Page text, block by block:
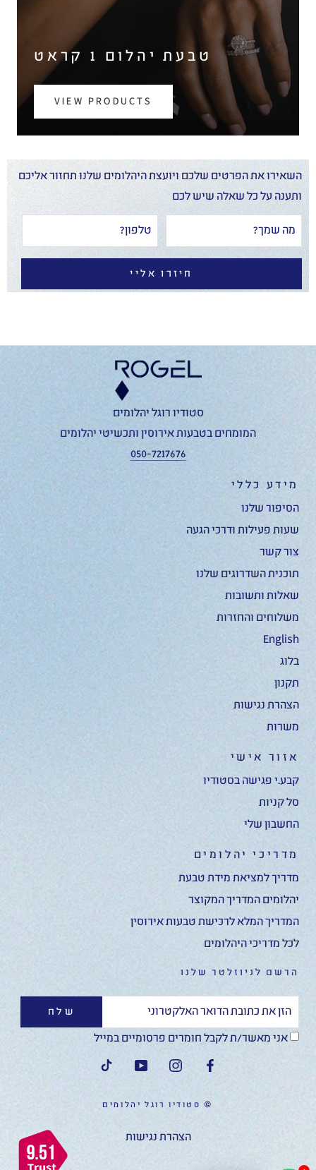
טבעת יהלום 1 קראט
VIEW PRODUCTS
השאירו את הפרטים שלכם ויועצת היהלומים שלנו תחזור אליכם
ותענה על כל שאלה שיש לכם
חיזרו אליי
סטודיו רוגל יהלומים
המומחים בטבעות אירוסין ותכשיטי יהלומים
050-7217676
מידע כללי
הסיפור שלנו
שעות פעילות ודרכי הגעה
צור קשר
תוכנית השדרוגים שלנו
שאלות ותשובות
משלוחים והחזרות
English
בלוג
תקנון
הצהרת נגישות
משרות
אזור אישי
קבע.י פגישה בסטודיו
סל קניות
החשבון שלי
מדריכי יהלומים
מדריך למציאת מידת טבעת
יהלומים המדריך המקוצר
המדריך המלא לרכישת טבעות אירוסין
לכל מדריכי היהלומים
הרשם לניוזלטר שלנו
שלח
אני מאשר/ת לקבל חומרים פרסומיים במייל
© סטודיו רוגל יהלומים
הצהרת נגישות